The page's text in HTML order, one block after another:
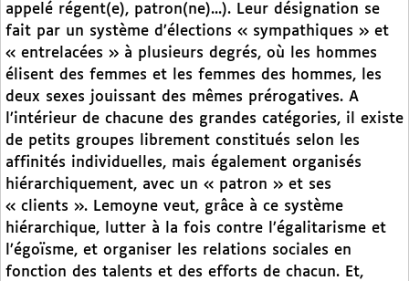
appelé régent(e), patron(ne)...). Leur désignation se
fait par un système d’élections « sympathiques » et
« entrelacées » à plusieurs degrés, où les hommes
élisent des femmes et les femmes des hommes, les
deux sexes jouissant des mêmes prérogatives. A
l’intérieur de chacune des grandes catégories, il existe
de petits groupes librement constitués selon les
affinités individuelles, mais également organisés
hiérarchiquement, avec un « patron » et ses
« clients ». Lemoyne veut, grâce à ce système
hiérarchique, lutter à la fois contre l’égalitarisme et
l’égoïsme, et organiser les relations sociales en
fonction des talents et des efforts de chacun. Et,